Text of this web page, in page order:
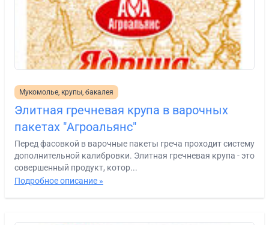
Мукомолье, крупы, бакалея
Элитная гречневая крупа в варочных
пакетах "Агроальянс"
Перед фасовкой в варочные пакеты греча проходит систему
дополнительной калибровки. Элитная гречневая крупа - это
совершенный продукт, котор...
Подробное описание »